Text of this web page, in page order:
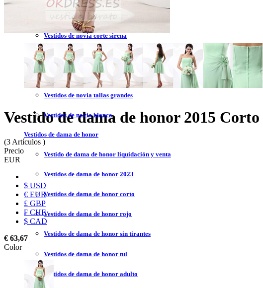
Vestidos de novia sencillo
Vestidos de novia corte sirena
Vestidos de novia corto
Vestidos de novia espalda descubierta
Vestidos de novia tallas grandes
Vestidos de novia blanco
Vestidos de dama de honor
Vestido de dama de honor liquidación y venta
Vestidos de dama de honor 2023
Vestidos de dama de honor corto
Vestidos de dama de honor rojo
Vestidos de dama de honor sin tirantes
Vestidos de dama de honor tul
Vestidos de dama de honor adulto
Vestido de dama de honor 2015
(3 Artículos )
Precio
EUR
$ USD
€ EUR
£ GBP
₣ CHF
$ CAD
€ 63,67
Color